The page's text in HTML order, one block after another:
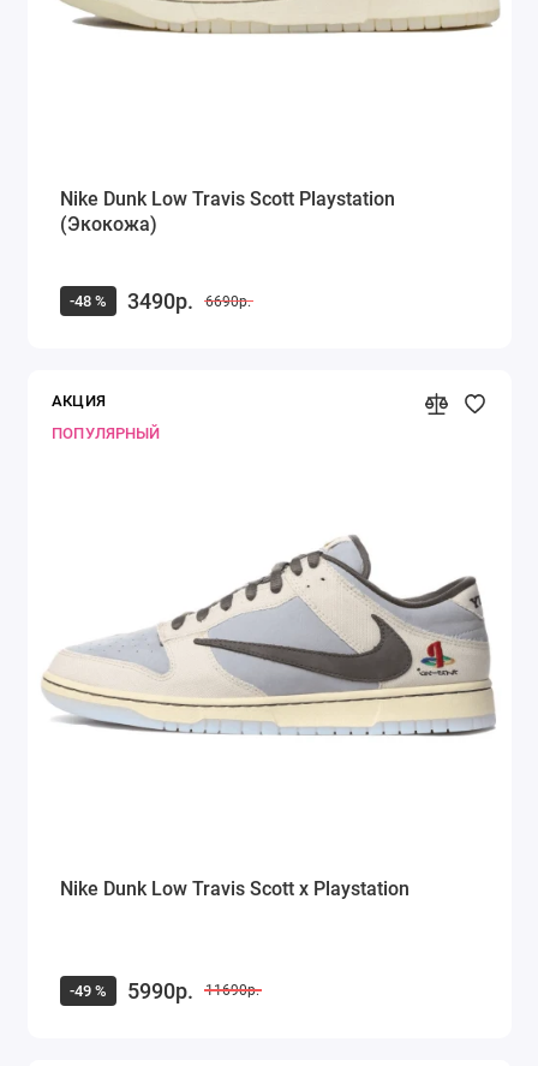
Nike Dunk Low Travis Scott Playstation
(Экокожа)
-48 % 3490р. 6690р.
АКЦИЯ
ПОПУЛЯРНЫЙ
Nike Dunk Low Travis Scott x Playstation
-49 % 5990р. 11690р.